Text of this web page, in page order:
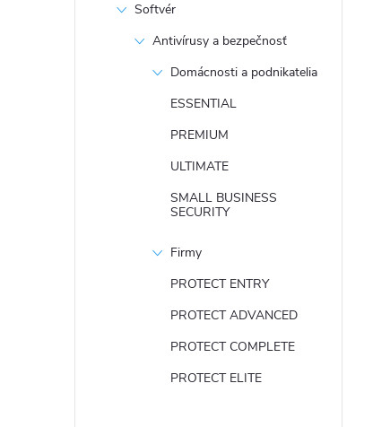
Softvér
Antivírusy a bezpečnosť
Domácnosti a podnikatelia
ESSENTIAL
PREMIUM
ULTIMATE
SMALL BUSINESS
SECURITY
Firmy
PROTECT ENTRY
PROTECT ADVANCED
PROTECT COMPLETE
PROTECT ELITE